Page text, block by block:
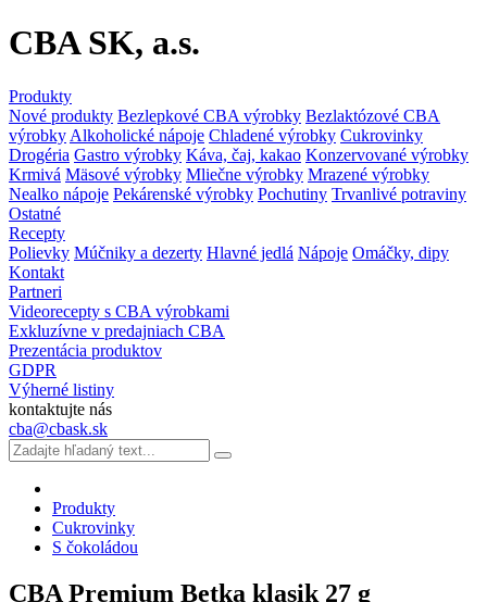
CBA SK, a.s.
Produkty
Nové produkty Bezlepkové CBA výrobky Bezlaktózové CBA
výrobky Alkoholické nápoje Chladené výrobky Cukrovinky
Drogéria Gastro výrobky Káva, čaj, kakao Konzervované výrobky
Krmivá Mäsové výrobky Mliečne výrobky Mrazené výrobky
Nealko nápoje Pekárenské výrobky Pochutiny Trvanlivé potraviny
Ostatné
Recepty
Polievky Múčniky a dezerty Hlavné jedlá Nápoje Omáčky, dipy
Kontakt
Partneri
Videorecepty s CBA výrobkami
Exkluzívne v predajniach CBA
Prezentácia produktov
GDPR
Výherné listiny
kontaktujte nás
cba@cbask.sk
Produkty
Cukrovinky
S čokoládou
CBA Premium Betka klasik 27 g